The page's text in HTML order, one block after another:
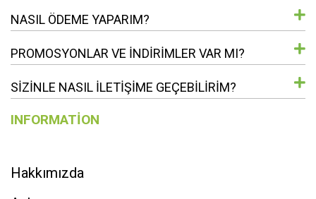
NASIL ÖDEME YAPARIM?
PROMOSYONLAR VE INDIRIMLER VAR MI?
SIZINLE NASIL ILETIŞIME GEÇEBILIRIM?
INFORMATION
Hakkımızda